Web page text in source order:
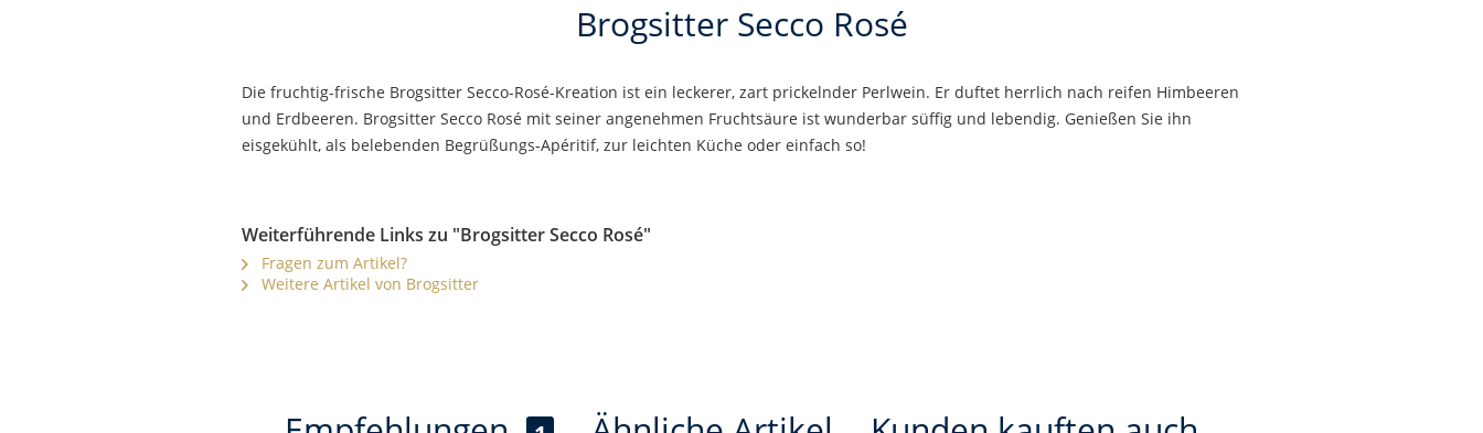
Brogsitter Secco Rosé
Die fruchtig-frische Brogsitter Secco-Rosé-Kreation ist ein leckerer, zart prickelnder Perlwein. Er duftet herrlich nach reifen Himbeeren
und Erdbeeren. Brogsitter Secco Rosé mit seiner angenehmen Fruchtsäure ist wunderbar süffig und lebendig. Genießen Sie ihn
eisgekühlt, als belebenden Begrüßungs-Apéritif, zur leichten Küche oder einfach so!
Weiterführende Links zu "Brogsitter Secco Rosé"
Fragen zum Artikel?
Weitere Artikel von Brogsitter